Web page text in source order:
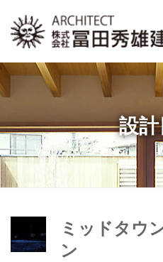
設
ミッドタウ
ン